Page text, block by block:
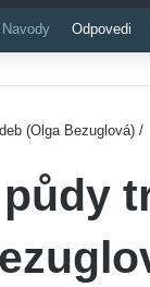
Navody Odpovedi
(Olga Bezuglová) /